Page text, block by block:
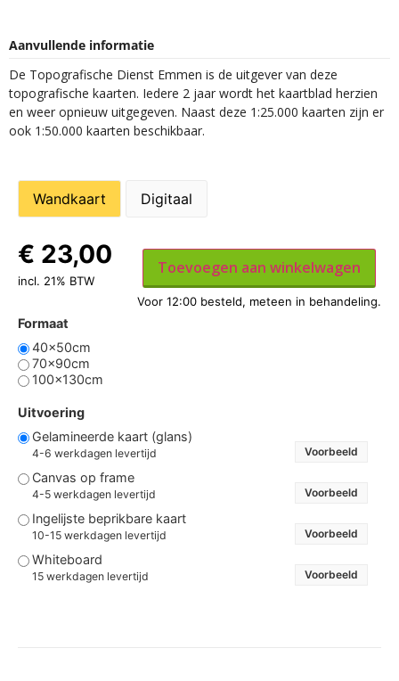
Aanvullende informatie
De Topografische Dienst Emmen is de uitgever van deze
topografische kaarten. Iedere 2 jaar wordt het kaartblad herzien
en weer opnieuw uitgegeven. Naast deze 1:25.000 kaarten zijn er
ook 1:50.000 kaarten beschikbaar.
Wandkaart Digitaal
Formaat
40x50cm
70x90cm
100x130cm
Uitvoering
Gelamineerde kaart (glans)
4-6 werkdagen levertijd Voorbeeld
Canvas op frame
4-5 werkdagen levertijd Voorbeeld
Ingelijste beprikbare kaart
10-15 werkdagen levertijd Voorbeeld
Whiteboard
15 werkdagen levertijd Voorbeeld
€ 23,00
incl. 21% BTW
Toevoegen aan winkelwagen